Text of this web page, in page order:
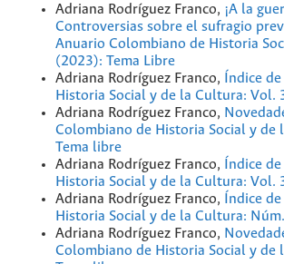
Adriana Rodríguez Franco, ¡A la
Controversias sobre el sufragio
Anuario Colombiano de Historia
(2023): Tema Libre
Adriana Rodríguez Franco,
Índice
Historia Social y de la Cultura: Vol.
Adriana Rodríguez Franco,
Colombiano de Historia Social y
Tema libre
Adriana Rodríguez Franco,
Índice
Historia Social y de la Cultura: Vol.
Adriana Rodríguez Franco,
Índice
Historia Social y de la Cultura:
Adriana Rodríguez Franco,
Colombiano de Historia Social y